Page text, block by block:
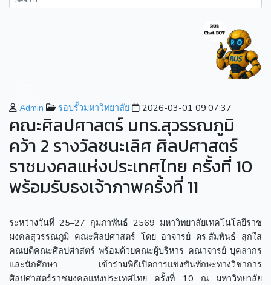
Admin รอบรั้วมหาวิทยาลัย 2026-03-01 09:07:37
คณะศิลปศาสตร์ มทร.สุวรรณภูมิ
คว้า 2 รางวัลชนะเลิศ ศิลปศาสตร์
ราชมงคลแห่งประเทศไทย ครั้งที่ 10
พร้อมรับธงเจ้าภาพครั้งที่ 11
ระหว่างวันที่ 25–27 กุมภาพันธ์ 2569 มหาวิทยาลัยเทคโนโลยีราช
มงคลสุวรรณภูมิ คณะศิลปศาสตร์ โดย อาจารย์ ดร.สัมพันธ์ สุกใส
คณบดีคณะศิลปศาสตร์ พร้อมด้วยคณะผู้บริหาร คณาจารย์ บุคลากร
และนักศึกษา เข้าร่วมพิธีเปิดการแข่งขันทักษะทางวิชาการ
ศิลปศาสตร์ราชมงคลแห่งประเทศไทย ครั้งที่ 10 ณ มหาวิทยาลัย